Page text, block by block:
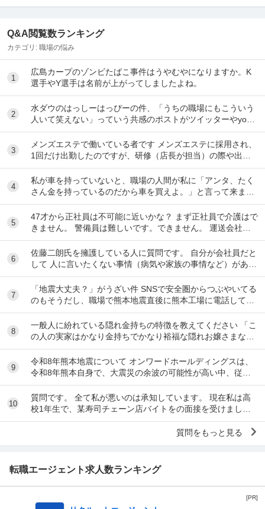
Q&A閲覧数ランキング
カテゴリ: 職場の悩み
1
広島カープのゾンビたばこ事件はうやむやになりますか。K
選手やY選手は名前が上がってしましたよね。
2
水ダウのはっしーはっぴーの件、「うちの職場にもこういう
人いて笑えない」っていう共感のポストがツイッターやyout
ubeのコメント欄に多すぎてそっちに驚いて...
3
メンズエステで働いている者です メンズエステに採用され、
1回だけ出勤したのですが、研修（店長が担当）の際や出勤
時に「元々デリをやっていたなら」という理由で...
4
私が車を持っていないと、職場の人間が私に「アンタ、たく
さん金を持っているのだから車を買えよ。」と言って来ま
す。 でも なんで しんどい思いをして働いた金で...
5
47才から正社員は不可能に近いかな？ まず正社員で介護はで
きません。 警備員は難しいです。できません。 運送会社の
運転手は無理です。できません 過去にうつ...
6
佐藤二朗氏を擁護している人に質問です。 自分が会社員だと
して 人に言いたくない事情（病気や家族の事情など）があ
り、上司や総務等に相談した結果、仕事内容を...
7
「地震大丈夫？」がうざい件 SNSで安全圏からつぶやいてる
のもそうだし、職場で熊本地震直後に熊本工場に電話して
「うるさい！今それどころじゃないんだよ！」...
8
一般人に紛れている隠れ金持ちの特徴を教えてください 「こ
の人の実家はかなり金持ちでかなり裕福な隠れお嬢さまなん
だな」とわかる特徴を教えてください 私の...
9
令和8年熊本地震について オンワードホールディングスは、
令和8年熊本自身で、大震災の余波の可能性が高い中、従業
員に売上金の確保（金庫への預け入れ）を優先さ...
10
質問です。 全て私が悪いのは承知しています。 現在私は高
校1年生で、某寿司チェーン店バイトをの面接を受けまし
た。面接をし、その場で採用をもらいました。そし...
質問をもっと見る
転職エージェント求人数ランキング
[PR]